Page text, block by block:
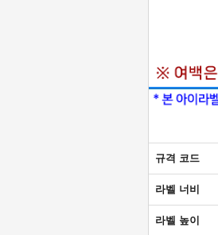
규격 코드
라벨 너비
라벨 높이